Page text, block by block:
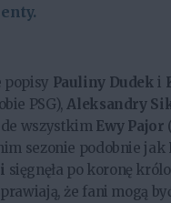
popisy Pauliny Dudek i
PSG),Aleksandry
wszystkim Ewy Pajor
sezonie podobnie jak
sięgnęła po koronę
że fani mogą